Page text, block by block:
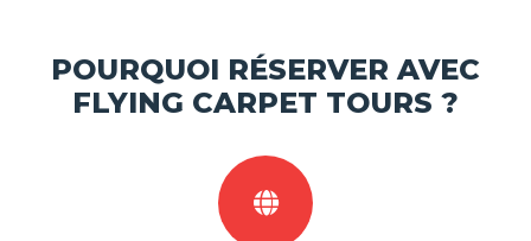
POURQUOI RÉSERVER AVEC
FLYING CARPET TOURS ?